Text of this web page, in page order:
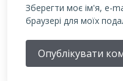
Зберегти моє ім'я, e-
браузері для моїх
Опублікувати